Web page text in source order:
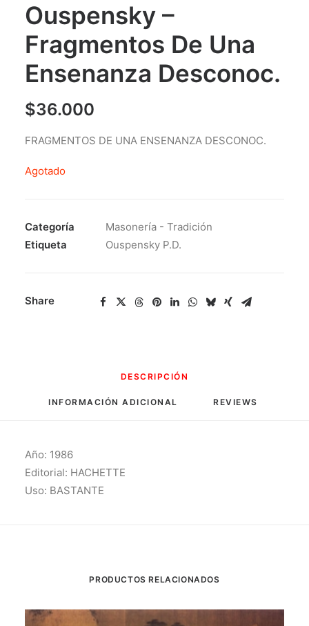
Ouspensky –
Fragmentos De Una
Ensenanza Desconoc.
$36.000
FRAGMENTOS DE UNA ENSENANZA DESCONOC.
Agotado
Categoría
Masonería - Tradición
Etiqueta
Ouspensky P.D.
Share
DESCRIPCIÓN
INFORMACIÓN ADICIONAL REVIEWS
Año: 1986
Editorial: HACHETTE
Uso: BASTANTE
PRODUCTOS RELACIONADOS